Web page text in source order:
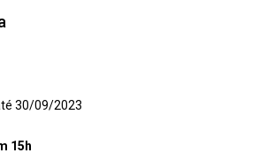
30/09/2023
15h